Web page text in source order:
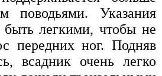
поводьями. Указания
легкими, чтобы не
передних ног. Подняв
всадник очень легко